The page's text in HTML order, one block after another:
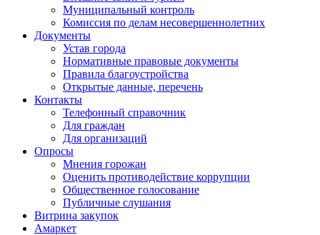
Муниципальный контроль
Комиссия по делам несовершеннолетних
Документы
Устав города
Нормативные правовые документы
Правила благоустройства
Открытые данные, перечень
Контакты
Телефонный справочник
Для граждан
Для организаций
Опросы
Мнения горожан
Оценить противодействие коррупции
Общественное голосование
Публичные слушания
Витрина закупок
Амаркет